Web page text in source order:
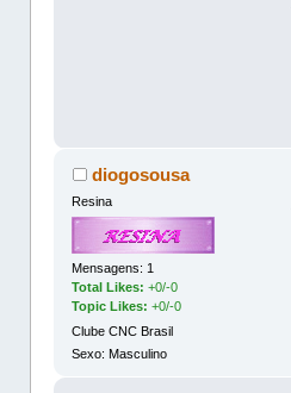
diogosousa
Resina
Mensagens: 1
Total Likes:+0/-0
Topic Likes: +0/-0
Clube CNC Brasil
Sexo: Masculino